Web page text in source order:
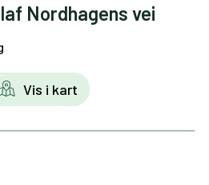
Nordhagens vei
Vis i kart